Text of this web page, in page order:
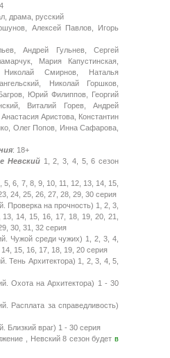
драма, русский
Алексей Павлов, Игорь
Андрей Гульнев, Сергей
Мария Капустинская,
Николай Смирнов, Наталья
Николай Горшков,
Юрий Филиппов, Георгий
Виталий Горев, Андрей
Аристова, Константин
Олег Попов, Инна Сафарова,
: 18+
Невский1, 2, 3, 4, 5, 6 сезон
5, 6, 7, 8, 9, 10, 11, 12, 13, 14, 15,
24, 25, 26, 27, 28, 29, 30 серия
Проверка на прочность) 1, 2, 3,
14, 15, 16, 17, 18, 19, 20, 21,
30, 31, 32 серия
Чужой среди чужих) 1, 2, 3, 4,
15, 16, 17, 18, 19, 20 серия
Тень Архитектора) 1, 2, 3, 4, 5,
Охота на Архитектора) 1 - 30
Расплата за справедливость)
Близкий враг) 1 - 30 серия
, Невский 8 сезон будет в